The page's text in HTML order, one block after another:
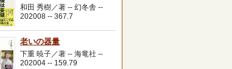
和田 秀樹／著 -- 幻冬舎 --
202008 -- 367.7
老いの器量
下重 暁子／著 -- 海竜社 --
202004 -- 159.79